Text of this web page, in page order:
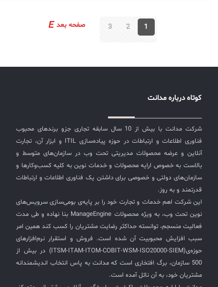
[…]
مدیریت و حل می‌شود. تیکت‌ها به‌طور مؤثر دسته‌بندی،
اولویت‌بندی و به افراد مناسب ارجاع داده می‌شوند.پشتیبانی
شامل زمان‌های پاسخگویی، زمان‌های حل مشکلات، و سایر
Technology Infrastructure Library) مجموعه‌ای از بهترین
شیوه‌ها و چارچوب‌هایی است که به بهبود مدیریت خدمات
فناوری اطلاعات کمک می‌کند. ITIL شامل فرآیندهایی برای
مدیریت درخواست‌ها، مدیریت مشکلات، مدیریت تغییرات،
و دیگر فرآیندهای مرتبط است.یکپارچگی با ITIL: استفاده از
سرویس دسک با پیروی از شیوه‌های ITIL، سازمان‌ها را قادر
می‌سازد تا خدمات فناوری اطلاعات را به‌طور مؤثرتر مدیریت
کنند و کیفیت خدمات را بهبود بخشند.افزایش کارایی و
بهره‌وری: مدیریت مؤثر: سرویس دسک به سازمان‌ها کمک
می‌کند تا درخواست‌ها و مشکلات را به‌طور مؤثر مدیریت کنند،
که این امر به افزایش بهره‌وری و کاهش زمان‌های توقف منجر
می‌شود.دسته‌بندی و اولویت‌بندی: با استفاده از سرویس
دسک، مشکلات و درخواست‌ها به‌طور منظم دسته‌بندی و
اولویت‌بندی می‌شوند، که به تسریع فرآیند حل مشکلات کمک
1
2
3 صفحه بعد
کوتاه درباره مدانت
شرکت مدانت با بیش از 10 سال سابقه تجاری جزو برندهای محبوب
فناوری اطلاعات و ارتباطات در حوزه پیاده‌سازی ITIL و ابزار آن، تجارت
آنلاین و عرضه محصولات مدیریتی تحت وب در سازمان‌های متوسط و
بالاست به خصوص ارایه محصولات و خدمات نوین به کلیه کسب‌وکارها و
سازمان‌های دولتی و خصوصی برای داشتن یک فناوری اطلاعات و ارتباطات
قدرتمند و به روز.
این شرکت اهم خدمات و تجارت خود را بر پایه‌ی بومی‌سازی سرویس‌های
نوین تحت وب، به ویژه محصولات ManageEngine بنا نهاده و طی مدت
فعالیت منسجم، توانسته حداکثر رضایت مشتریان را کسب کند همین امر
سبب افزایش محبوبیت آن شده است. فروش و استقرار نرم‌افزارهای
حوزه‌ی(ITSM-ITAM-ITOM-COBIT-WSM-ISO20000-SIEM) در بیش از
500 سازمان، برگ افتخاری است که مدانت به پاس انتخاب اندیشمندانه
مشتریان خود، به آن نائل آمده است.